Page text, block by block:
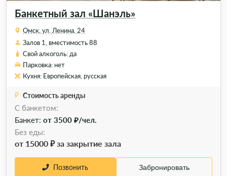
Банкетный зал «Шанэль»
Омск, ул. Ленина, 24
Залов 1, вместимость 88
Свой алкоголь: да
Парковка: нет
Кухня: Европейская, русская
Стоимость аренды
C банкетом:
Банкет: от 3500 ₽/чел.
Без еды:
от 15000 ₽ за закрытие зала
Позвонить Забронировать